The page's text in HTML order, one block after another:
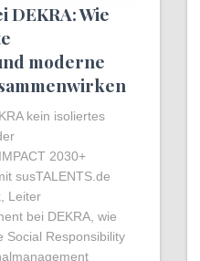
Wie
moderne
kein isoliertes
2030+
susTALENTS.de
Leiter
bei DEKRA, wie
Social Responsibility